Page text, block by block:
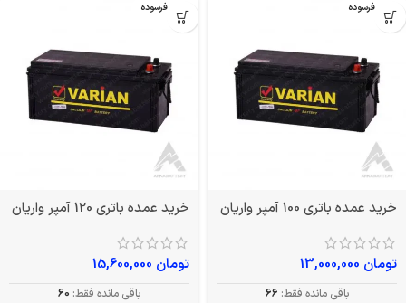
بدون فرسوده
خرید عمده باتری 100 آمپر واریان
تومان
باقی مانده فقط: 66
بدون فرسوده
خرید عمده باتری 120 آمپر واریان
تومان
باقی مانده فقط: 60